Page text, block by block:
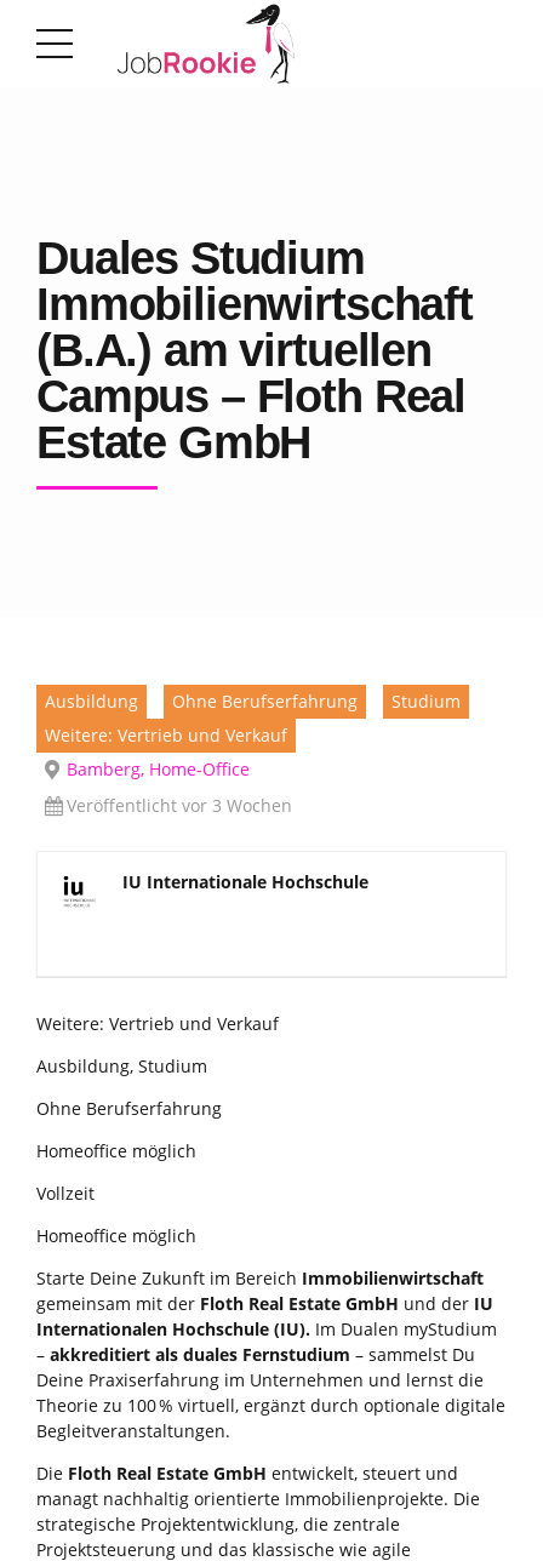
Duales Studium
Immobilienwirtschaft
(B.A.) am virtuellen
Campus – Floth Real
Estate GmbH
Ausbildung Ohne Berufserfahrung
Studium
Weitere: Vertrieb und Verkauf
Bamberg, Home-Office
Veröffentlicht vor 3 Wochen
IU Internationale Hochschule
Weitere: Vertrieb und Verkauf
Ausbildung, Studium
Ohne Berufserfahrung
Homeoffice möglich
Vollzeit
Homeoffice möglich
Starte Deine Zukunft im Bereich Immobilienwirtschaft
gemeinsam mit der Floth Real Estate GmbH und der IU
Internationalen Hochschule (IU). Im Dualen myStudium
– akkreditiert als duales Fernstudium – sammelst Du
Deine Praxiserfahrung im Unternehmen und lernst die
Theorie zu 100 % virtuell, ergänzt durch optionale digitale
Begleitveranstaltungen.
Die Floth Real Estate GmbH entwickelt, steuert und
managt nachhaltig orientierte Immobilienprojekte. Die
strategische Projektentwicklung, die zentrale
Projektsteuerung und das klassische wie agile